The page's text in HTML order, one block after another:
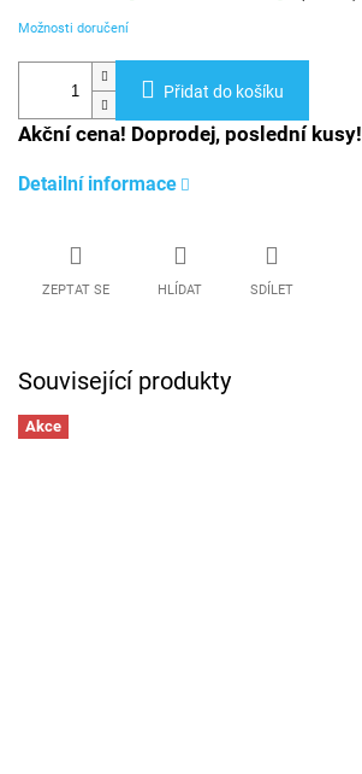
Možnosti doručení
Přidat do košíku
Akční cena! Doprodej, poslední kusy!
Detailní informace
ZEPTAT SE HLÍDAT SDÍLET
Související produkty
Akce